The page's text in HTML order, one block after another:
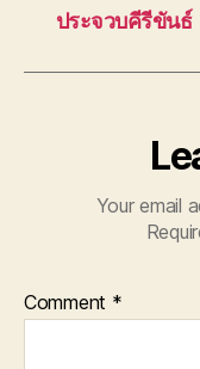
ประจวบคีรีขันธ์
Your email
Comment *